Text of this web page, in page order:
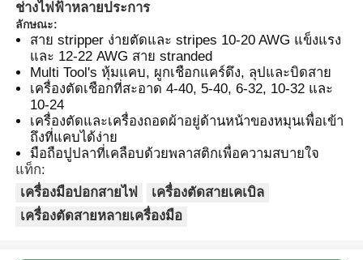
ช่างไฟฟ้าหลายประการ
ลักษณะ:
สาย stripper ง่ายตัดและ stripes 10-20 AWG แข็งแรง
และ 12-22 AWG สาย stranded
Multi Tool's หุ้มแคบ, ผูกเชือกแคร์ดึง, ลุปและบิดสาย
เครื่องตัดเชือกที่สะอาด 4-40, 5-40, 6-32, 10-32 และ
10-24
เครื่องตัดและเครื่องถอดผ้าอยู่ด้านหน้าของหมุนเพื่อเข้า
ถึงที่แคบได้ง่าย
มือถือปูปลาที่เคลือบด้วยพลาสติกเพื่อความสบายใจ
แท็ก:
เครื่องมือปอกสายไฟ
เครื่องตัดสายเคเบิล
เครื่องตัดสายหลายเครื่องมือ